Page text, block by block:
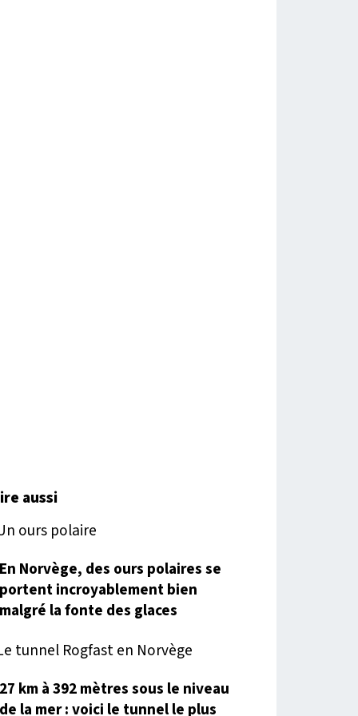
aussi
En Norvège, des ours polaires se
portent incroyablement bien
malgré la fonte des glaces
27 km à 392 mètres sous le niveau
de la mer : voici le tunnel le plus